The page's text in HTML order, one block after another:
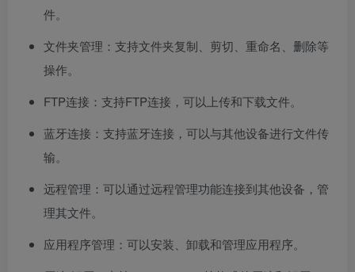
件。
文件夹管理：支持文件夹复制、剪切、重命名、删除等
操作。
FTP连接：支持FTP连接，可以上传和下载文件。
蓝牙连接：支持蓝牙连接，可以与其他设备进行文件传
输。
远程管理：可以通过远程管理功能连接到其他设备，管
理其文件。
应用程序管理：可以安装、卸载和管理应用程序。